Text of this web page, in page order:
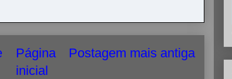
Postagem mais antiga
Página
inicial